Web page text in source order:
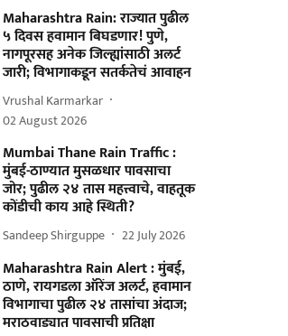
Maharashtra Rain: राज्यात पुढील
५ दिवस हवामान बिघडणार! पुणे,
नागपूरसह अनेक जिल्ह्यांसाठी अलर्ट
जारी; विभागाकडून सतर्कतेचं आवाहन
Vrushal Karmarkar
02 August 2026
Mumbai Thane Rain Traffic :
मुंबई-ठाण्यात मुसळधार पावसाचा
जोर; पुढील २४ तास महत्त्वाचे, वाहतूक
कोंडीची काय आहे स्थिती?
Sandeep Shirguppe 22 July 2026
Maharashtra Rain Alert : मुंबई,
ठाणे, रायगडला ऑरेंज अलर्ट, हवामान
विभागाचा पुढील २४ तासांचा अंदाज;
मराठवाड्यात पावसाची प्रतिक्षा